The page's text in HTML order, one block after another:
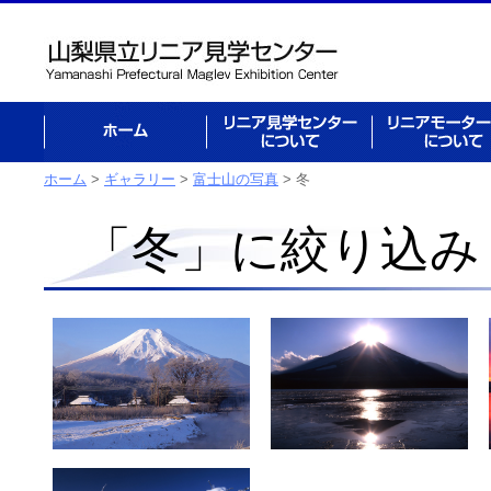
ホーム
リニア見学センターに
リニアモーター
ホーム > ギャラリー > 富士山の写真 > 冬
「冬」に絞り込み